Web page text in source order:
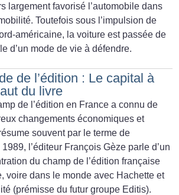
largement favorisé l’automobile dans
Toutefois sous l’impulsion de
américaine, la voiture est passée de
d’un mode de vie à défendre.
de l’édition : Le capital à
du livre
de l’édition en France a connu de
changements économiques et
souvent par le terme de
l’éditeur François Gèze parle d’un
du champ de l’édition française
voire dans le monde avec Hachette et
(prémisse du futur groupe Editis).